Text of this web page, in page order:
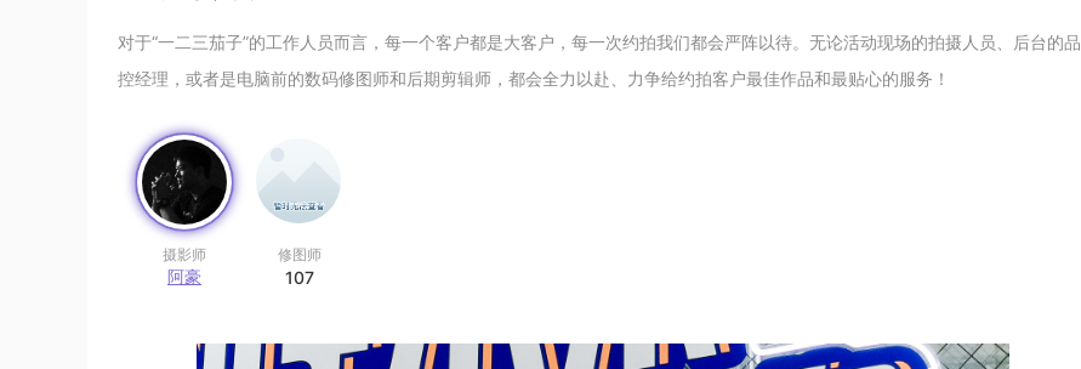
对于“一二三茄子”的工作人员而言，每一个客户都是大客户，每一次约拍我们都会严阵以待。无论活动现场的拍摄人员、后台的品
控经理，或者是电脑前的数码修图师和后期剪辑师，都会全力以赴、力争给约拍客户最佳作品和最贴心的服务！
摄影师
阿豪
修图师
107